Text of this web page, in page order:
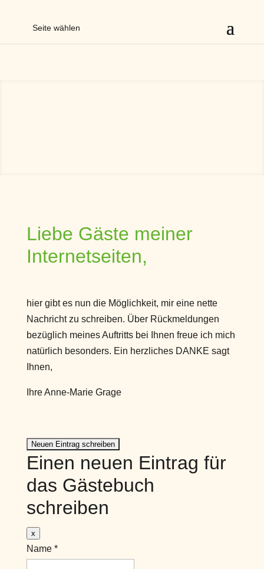
Seite wählen
Liebe Gäste meiner
Internetseiten,
hier gibt es nun die Möglichkeit, mir eine nette
Nachricht zu schreiben. Über Rückmeldungen
bezüglich meines Auftritts bei Ihnen freue ich mich
natürlich besonders. Ein herzliches DANKE sagt
Ihnen,
Ihre Anne-Marie Grage
Einen neuen Eintrag für
das Gästebuch
schreiben
xDieses
Formular
ausblenden
Name *